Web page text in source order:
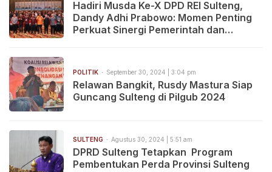
Hadiri Musda Ke-X DPD REI Sulteng,
Dandy Adhi Prabowo: Momen Penting
Perkuat Sinergi Pemerintah dan
POLITIK September 30, 2024 | 3:04 pm
Relawan Bangkit, Rusdy Mastura Siap
Guncang Sulteng di Pilgub 2024
SULTENG Agustus 30, 2024 | 5:51 am
DPRD Sulteng Tetapkan Program
Pembentukan Perda Provinsi Sulteng